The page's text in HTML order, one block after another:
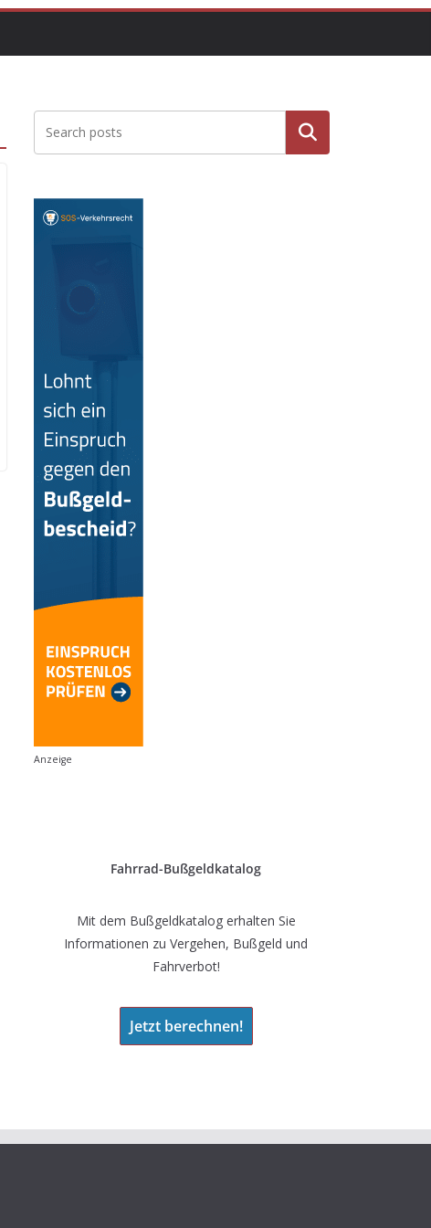
Suchen
Anzeige
Fahrrad-Bußgeldkatalog
Mit dem Bußgeldkatalog erhalten Sie
Informationen zu Vergehen, Bußgeld und
Fahrverbot!
Jetzt berechnen!